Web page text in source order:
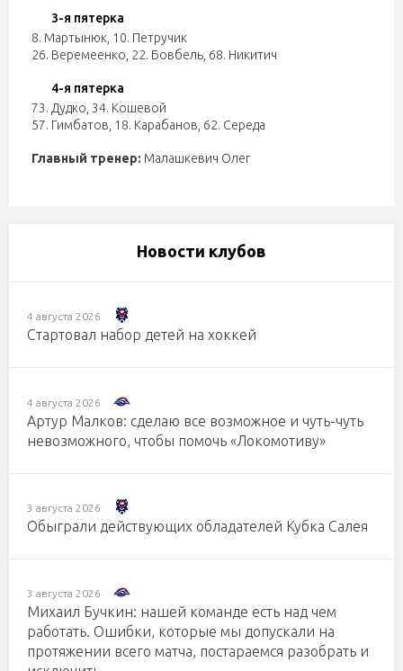
3-я пятерка
8. Мартынюк 10. Петручик
26. Веремеенко 22. Бовбель 68. Никитич
4-я пятерка
73. Дудко 34. Кошевой
57. Гимбатов 18. Карабанов 62. Середа
Главный тренер: Малашкевич Олег
Новости клубов
4 августа 2026
Стартовал набор детей на хоккей
4 августа 2026
Артур Малков: сделаю все возможное и чуть-чуть
невозможного, чтобы помочь «Локомотиву»
3 августа 2026
Обыграли действующих обладателей Кубка Салея
3 августа 2026
Михаил Бучкин: нашей команде есть над чем
работать. Ошибки, которые мы допускали на
протяжении всего матча, постараемся разобрать и